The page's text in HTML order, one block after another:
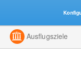
Kombiniert
Ausflugsziele